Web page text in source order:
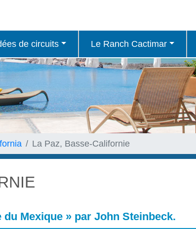
de circuits Le Ranch Cactimar
La Paz, Basse-Californie
Mexique » par John Steinbeck.